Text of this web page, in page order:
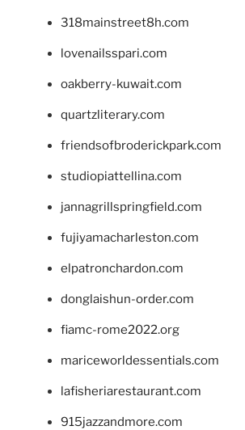
318mainstreet8h.com
lovenailsspari.com
oakberry-kuwait.com
quartzliterary.com
friendsofbroderickpark.com
studiopiattellina.com
jannagrillspringfield.com
fujiyamacharleston.com
elpatronchardon.com
donglaishun-order.com
fiamc-rome2022.org
mariceworldessentials.com
lafisheriarestaurant.com
915jazzandmore.com